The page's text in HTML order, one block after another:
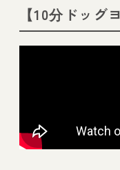
【10分ドッグ